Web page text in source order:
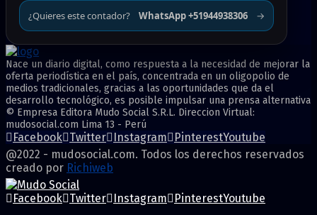
¿Quieres este contador? WhatsApp +51944938306 →
Nace un diario digital, como respuesta a la necesidad de mejorar la
oferta periodística en el país, concentrada en un oligopolio de
medios tradicionales, gracias a las oportunidades que da el
desarrollo tecnológico, es posible impulsar una prensa alternativa
© Empresa Editora Mudo Social S.R.L. Direccion Virtual:
mudosocial.com Lima 13 - Perú
Facebook Twitter Instagram PinterestYoutube
@2022 - mudosocial.com. Todos los derechos reservados
creado por Richiweb
Facebook Twitter Instagram PinterestYoutube